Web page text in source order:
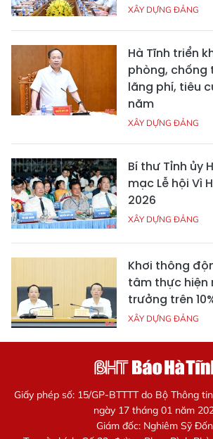
XÂY DỰNG ĐẢNG
Hà Tĩnh triển
phòng, chống
lãng phí, tiêu
năm
XÂY DỰNG ĐẢNG
Bí thư Tỉnh ủy
mạc Lễ hội Vì
2026
XÂY DỰNG ĐẢNG
Khơi thông
tâm thực hiện
trưởng trên
XÂY DỰNG ĐẢNG
Giấy phép số: 15/GP-BTTTT do Bộ Thông
ngày 17 tháng 01 năm
Giám đốc: Nghiêm Sỹ